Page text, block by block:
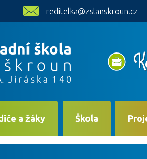
reditelka@zslanskroun.cz
a žáky Škola